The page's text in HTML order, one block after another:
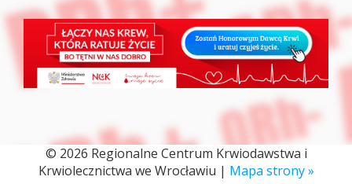
© 2026 Regionalne Centrum Krwiodawstwa i
Krwiolecznictwa we Wrocławiu | Mapa strony »